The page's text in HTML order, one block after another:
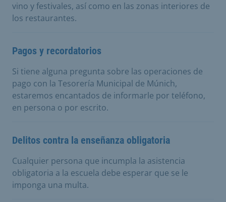
vino y festivales, así como en las zonas interiores de
los restaurantes.
Pagos y recordatorios
Si tiene alguna pregunta sobre las operaciones de
pago con la Tesorería Municipal de Múnich,
estaremos encantados de informarle por teléfono,
en persona o por escrito.
Delitos contra la enseñanza obligatoria
Cualquier persona que incumpla la asistencia
obligatoria a la escuela debe esperar que se le
imponga una multa.